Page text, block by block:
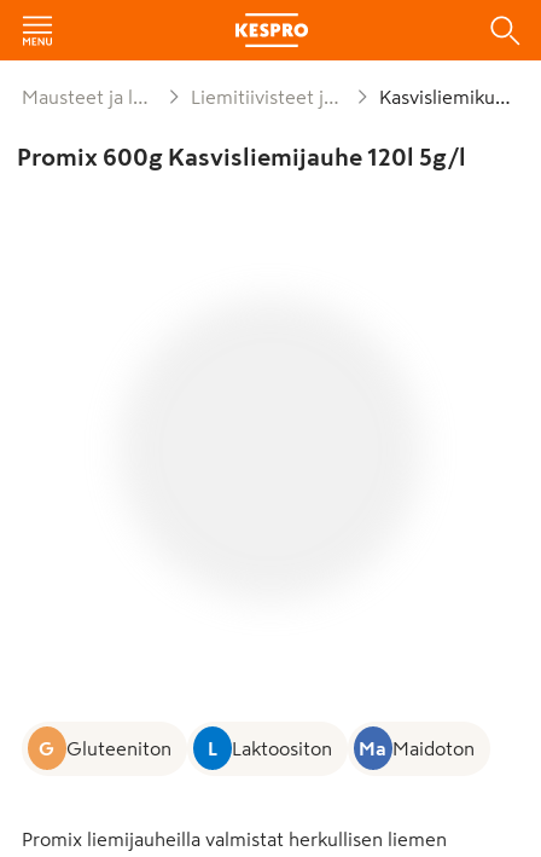
Mausteet ja leivonta Liemitiivisteet ja fondit Kasvisliemikuutio
Promix 600g Kasvisliemijauhe 120l 5g/l
G Gluteeniton L Laktoositon Ma Maidoton
Promix liemijauheilla valmistat herkullisen liemen